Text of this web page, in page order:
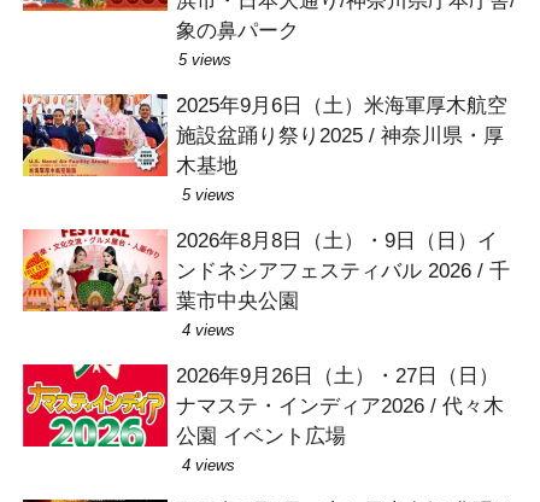
象の鼻パーク
5 views
2025年9月6日（土）米海軍厚木航空
施設盆踊り祭り2025 / 神奈川県・厚
木基地
5 views
2026年8月8日（土）・9日（日）イ
ンドネシアフェスティバル 2026 / 千
葉市中央公園
4 views
2026年9月26日（土）・27日（日）
ナマステ・インディア2026 / 代々木
公園 イベント広場
4 views